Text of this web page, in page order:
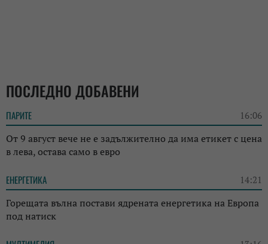
ПОСЛЕДНО ДОБАВЕНИ
ПАРИТЕ 16:06
От 9 август вече не е задължително да има етикет с цена
в лева, остава само в евро
ЕНЕРГЕТИКА 14:21
Горещата вълна постави ядрената енергетика на Европа
под натиск